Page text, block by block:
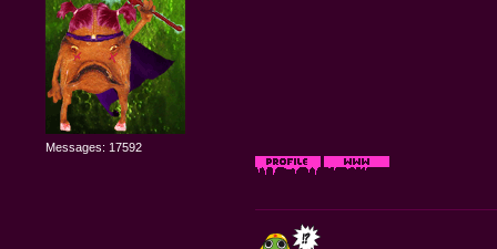
Messages: 17592